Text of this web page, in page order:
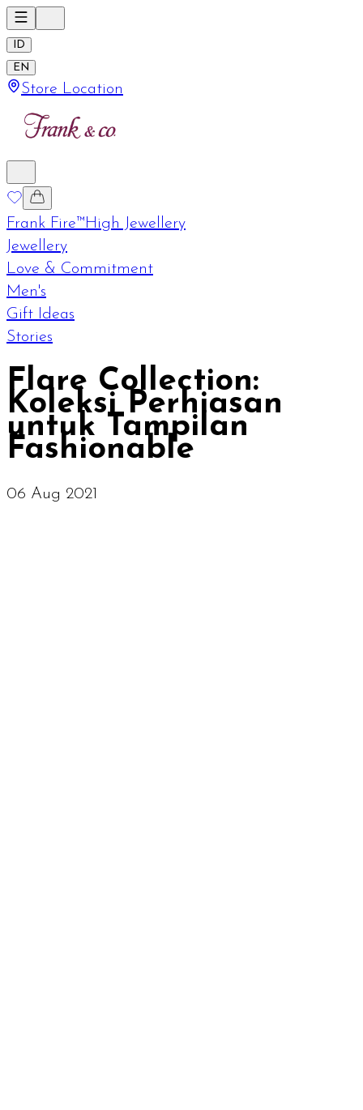
ID
EN
Store Location
Frank Fire™High Jewellery
Jewellery
Love & Commitment
Men's
Gift Ideas
Stories
Flare Collection:
Koleksi Perhiasan
untuk Tampilan
Fashionable
06 Aug 2021